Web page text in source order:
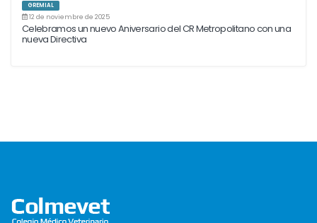
GREMIAL
12 de noviembre de 2025
Celebramos un nuevo Aniversario del CR Metropolitano con una
nueva Directiva